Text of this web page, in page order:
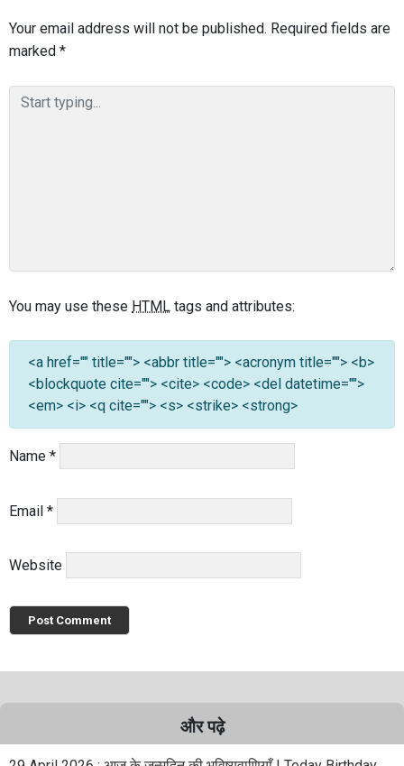
Your email address will not be published. Required fields are
marked *
You may use these HTML tags and attributes:
<a href="" title=""> <abbr title=""> <acronym title=""> <b>
<blockquote cite=""> <cite> <code> <del datetime="">
<em> <i> <q cite=""> <s> <strike> <strong>
Name *
Email *
Website
और पढ़े